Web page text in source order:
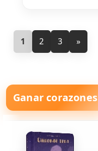
1 2 3 »
Ganar corazones